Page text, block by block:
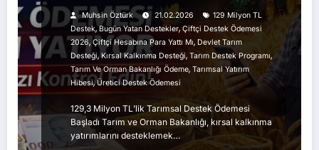
Muhsin Öztürk 21.02.2026
129 Milyon TL
Destek,Bugün Yatan Destekler,Çiftçi Destek Ödemesi
2026, Çiftçi Hesabına Para Yattı Mı, Devlet Tarım
Desteği,Kırsal Kalkınma Desteği, Tarım Destek Programı,
Tarım Ve Orman Bakanlığı Ödeme, Tarımsal Yatırım
Hibesi,Üretici Destek Ödemesi
129,3 Milyon TL’lik Tarımsal Destek Ödemesi
Başladı Tarım ve Orman Bakanlığı, kırsal kalkınma
yatırımlarını desteklemek…